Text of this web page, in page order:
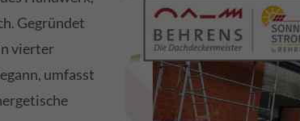
Gegründet
vierter
umfasst